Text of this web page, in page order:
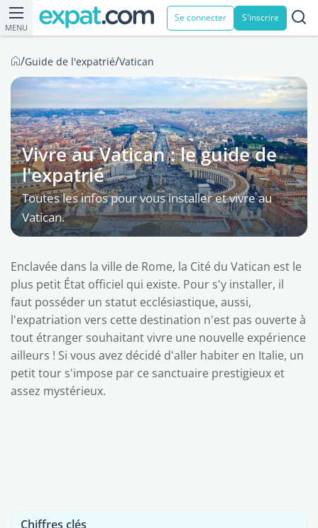
MENU
Se connecter S'inscrire
/Guide de l'expatrié/Vatican
Vivre au Vatican : le guide de
l'expatrié
Toutes les infos pour vous installer et vivre au
Vatican.
Enclavée dans la ville de Rome, la Cité du Vatican est le
plus petit État officiel qui existe. Pour s'y installer, il
faut posséder un statut ecclésiastique, aussi,
l'expatriation vers cette destination n'est pas ouverte à
tout étranger souhaitant vivre une nouvelle expérience
ailleurs ! Si vous avez décidé d'aller habiter en Italie, un
petit tour s'impose par ce sanctuaire prestigieux et
assez mystérieux.
Chiffres clés